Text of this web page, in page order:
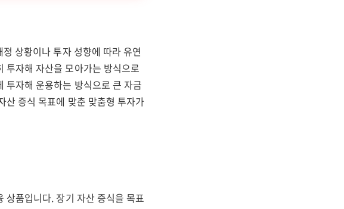
상황이나 투자 성향에 따라 유연
투자해 자산을 모아가는 방식으로
투자해 운용하는 방식으로 큰 자금
산 증식 목표에 맞춘 맞춤형 투자가
상품입니다. 장기 자산 증식을 목표